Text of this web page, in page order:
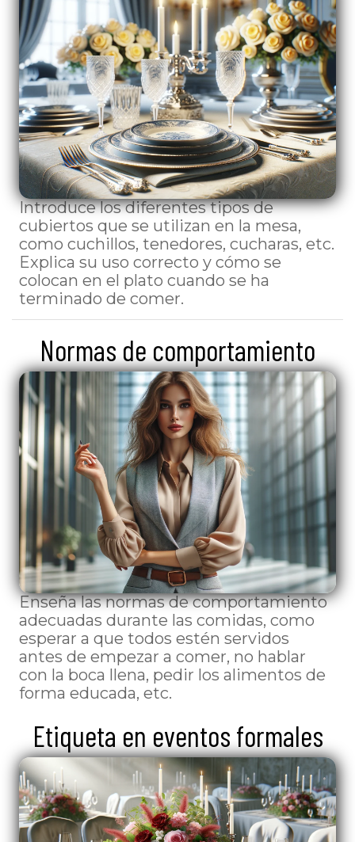
Introduce los diferentes tipos de
cubiertos que se utilizan en la mesa,
como cuchillos, tenedores, cucharas, etc.
Explica su uso correcto y cómo se
colocan en el plato cuando se ha
terminado de comer.
Normas de comportamiento
Enseña las normas de comportamiento
adecuadas durante las comidas, como
esperar a que todos estén servidos
antes de empezar a comer, no hablar
con la boca llena, pedir los alimentos de
forma educada, etc.
Etiqueta en eventos formales